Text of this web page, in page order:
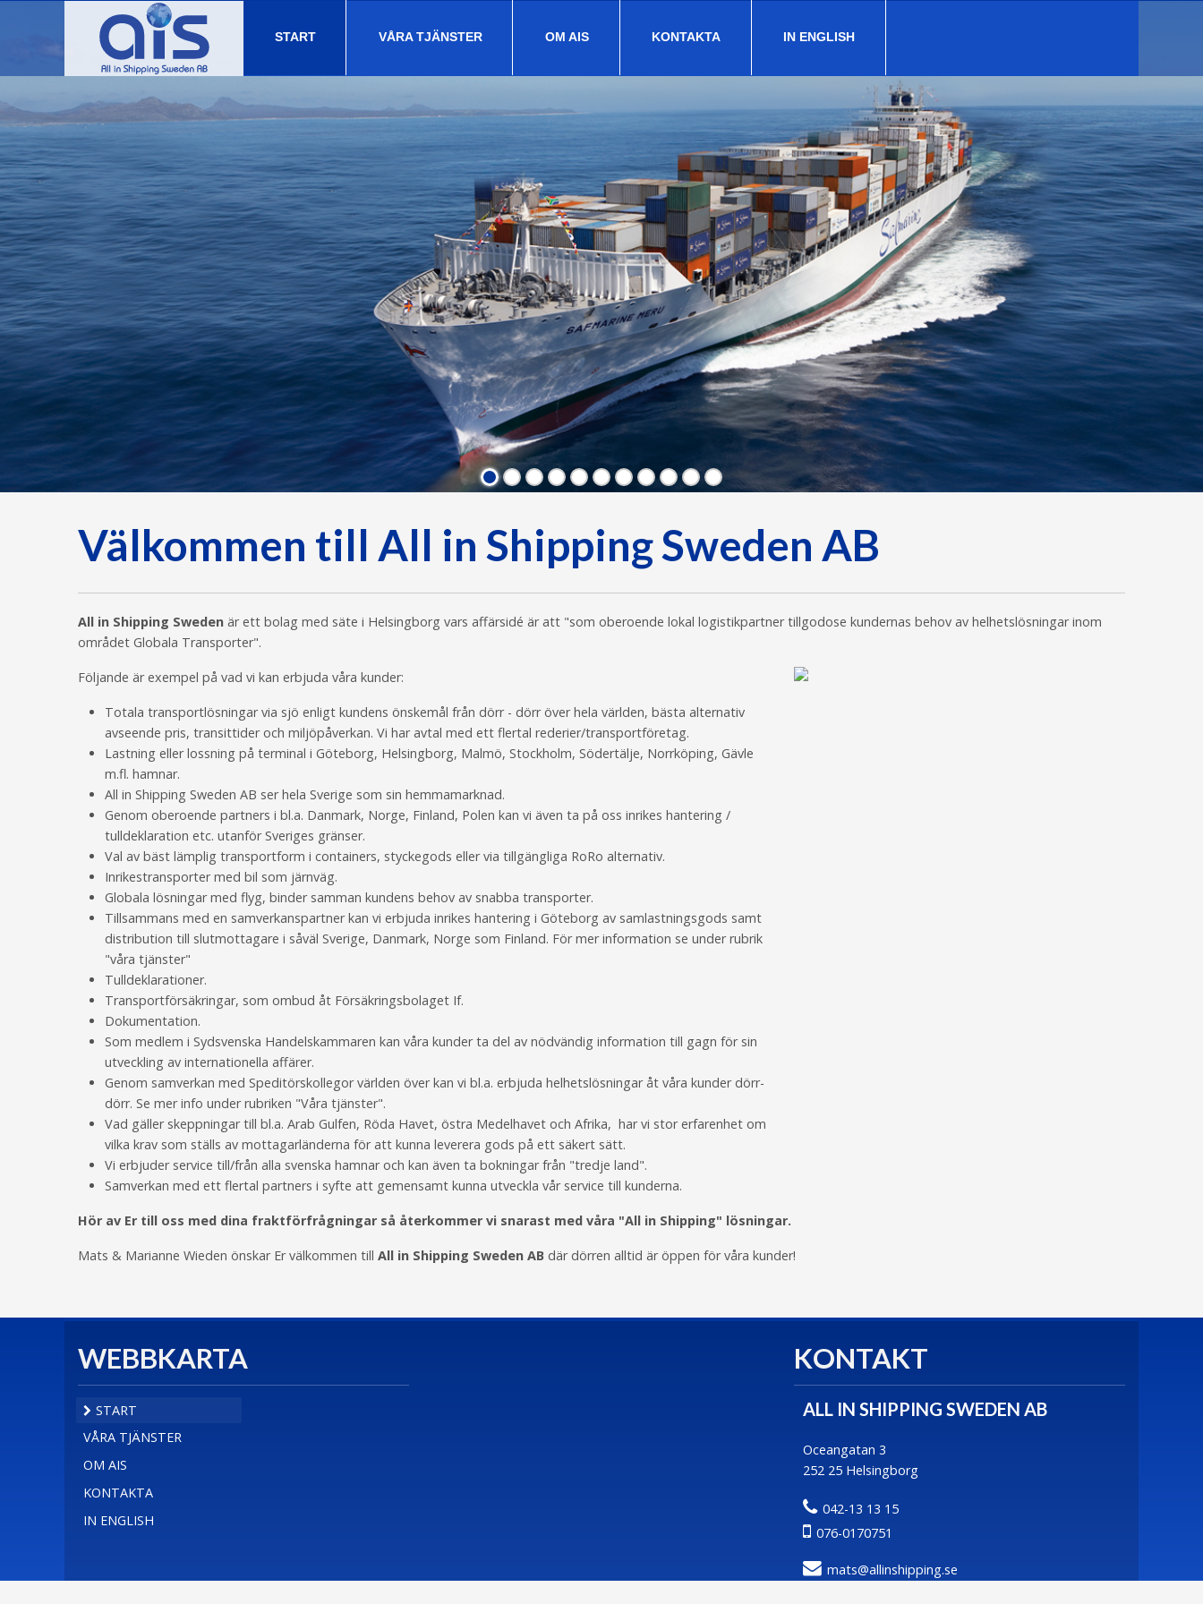
START VÅRA TJÄNSTER OM AIS KONTAKTA IN ENGLISH
Välkommen till All in Shipping Sweden AB
All in Shipping Sweden är ett bolag med säte i Helsingborg vars affärsidé är att "som oberoende lokal logistikpartner tillgodose kundernas behov av helhetslösningar inom
området Globala Transporter".
Följande är exempel på vad vi kan erbjuda våra kunder:
Totala transportlösningar via sjö enligt kundens önskemål från dörr - dörr över hela världen, bästa alternativ
avseende pris, transittider och miljöpåverkan. Vi har avtal med ett flertal rederier/transportföretag.
Lastning eller lossning på terminal i Göteborg, Helsingborg, Malmö, Stockholm, Södertälje, Norrköping, Gävle
m.fl. hamnar.
All in Shipping Sweden AB ser hela Sverige som sin hemmamarknad.
Genom oberoende partners i bl.a. Danmark, Norge, Finland, Polen kan vi även ta på oss inrikes hantering /
tulldeklaration etc. utanför Sveriges gränser.
Val av bäst lämplig transportform i containers, styckegods eller via tillgängliga RoRo alternativ.
Inrikestransporter med bil som järnväg.
Globala lösningar med flyg, binder samman kundens behov av snabba transporter.
Tillsammans med en samverkanspartner kan vi erbjuda inrikes hantering i Göteborg av samlastningsgods samt
distribution till slutmottagare i såväl Sverige, Danmark, Norge som Finland. För mer information se under rubrik
"våra tjänster"
Tulldeklarationer.
Transportförsäkringar, som ombud åt Försäkringsbolaget If.
Dokumentation.
Som medlem i Sydsvenska Handelskammaren kan våra kunder ta del av nödvändig information till gagn för sin
utveckling av internationella affärer.
Genom samverkan med Speditörskollegor världen över kan vi bl.a. erbjuda helhetslösningar åt våra kunder dörr-
dörr. Se mer info under rubriken "Våra tjänster".
Vad gäller skeppningar till bl.a. Arab Gulfen, Röda Havet, östra Medelhavet och Afrika, har vi stor erfarenhet om
vilka krav som ställs av mottagarländerna för att kunna leverera gods på ett säkert sätt.
Vi erbjuder service till/från alla svenska hamnar och kan även ta bokningar från "tredje land".
Samverkan med ett flertal partners i syfte att gemensamt kunna utveckla vår service till kunderna.
Hör av Er till oss med dina fraktförfrågningar så återkommer vi snarast med våra "All in Shipping" lösningar.
Mats & Marianne Wieden önskar Er välkommen till All in Shipping Sweden AB där dörren alltid är öppen för våra kunder!
WEBBKARTA
START
VÅRA TJÄNSTER
OM AIS
KONTAKTA
IN ENGLISH
KONTAKT
ALL IN SHIPPING SWEDEN AB
Oceangatan 3
252 25 Helsingborg
042-13 13 15
076-0170751
mats@allinshipping.se